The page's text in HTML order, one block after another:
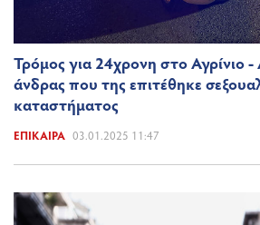
Τρόμος για 24χρονη στο Αγρίνιο -
άνδρας που της επιτέθηκε
καταστήματος
ΕΠΊΚΑΙΡΑ 03.01.2025 11:47